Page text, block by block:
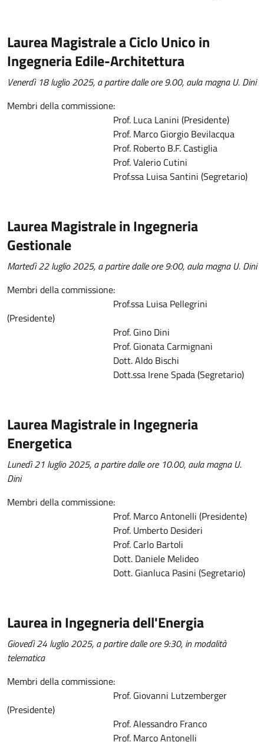
Laurea Magistrale a Ciclo Unico in
Ingegneria Edile-Architettura
Venerdì 18 luglio 2025, a partire dalle ore 9.00, aula magna U. Dini
Membri della commissione:
Prof. Luca Lanini (Presidente)
Prof. Marco Giorgio Bevilacqua
Prof. Roberto B.F. Castiglia
Prof. Valerio Cutini
Prof.ssa Luisa Santini (Segretario)
Laurea Magistrale in Ingegneria
Gestionale
Martedì 22 luglio 2025, a partire dalle ore 9:00, aula magna U. Dini
Membri della commissione:
Prof.ssa Luisa Pellegrini
(Presidente)
Prof. Gino Dini
Prof. Gionata Carmignani
Dott. Aldo Bischi
Dott.ssa Irene Spada (Segretario)
Laurea Magistrale in Ingegneria
Energetica
Lunedì 21 luglio 2025, a partire dalle ore 10.00, aula magna U.
Dini
Membri della commissione:
Prof. Marco Antonelli (Presidente)
Prof. Umberto Desideri
Prof. Carlo Bartoli
Dott. Daniele Melideo
Dott. Gianluca Pasini (Segretario)
Laurea in Ingegneria dell'Energia
Giovedì 24 luglio 2025, a partire dalle ore 9:30, in modalità
telematica
Membri della commissione:
Prof. Giovanni Lutzemberger
(Presidente)
Prof. Alessandro Franco
Prof. Marco Antonelli